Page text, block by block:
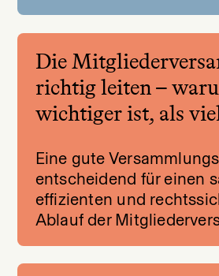
Die
richtig leiten –
wichtiger ist, als
Eine gute
entscheidend für einen
effizienten und
Ablauf der